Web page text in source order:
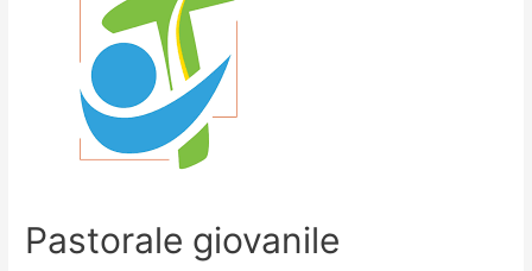
Pastorale giovanile